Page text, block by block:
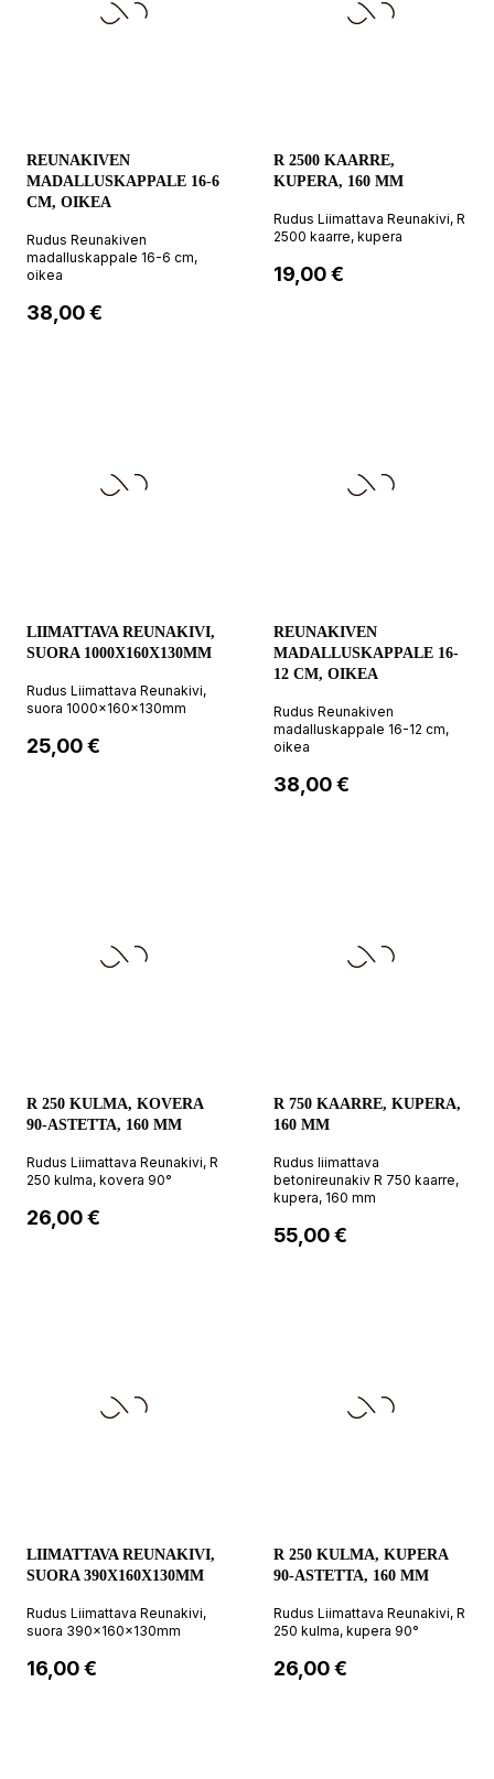
REUNAKIVEN
MADALLUSKAPPALE 16-6
CM, OIKEA
Rudus Reunakiven
madalluskappale 16-6 cm,
oikea
Hinta
38,00 €
R 2500 KAARRE,
KUPERA, 160 MM
Rudus Liimattava Reunakivi, R
2500 kaarre, kupera
Hinta
19,00 €
LIIMATTAVA REUNAKIVI,
SUORA 1000X160X130MM
Rudus Liimattava Reunakivi,
suora 1000x160x130mm
Hinta
25,00 €
REUNAKIVEN
MADALLUSKAPPALE 16-
12 CM, OIKEA
Rudus Reunakiven
madalluskappale 16-12 cm,
oikea
Hinta
38,00 €
R 250 KULMA, KOVERA
90-ASTETTA, 160 MM
Rudus Liimattava Reunakivi, R
250 kulma, kovera 90°
Hinta
26,00 €
R 750 KAARRE, KUPERA,
160 MM
Rudus liimattava
betonireunakiv R 750 kaarre,
kupera, 160 mm
Hinta
55,00 €
LIIMATTAVA REUNAKIVI,
SUORA 390X160X130MM
Rudus Liimattava Reunakivi,
suora 390x160x130mm
Hinta
16,00 €
R 250 KULMA, KUPERA
90-ASTETTA, 160 MM
Rudus Liimattava Reunakivi, R
250 kulma, kupera 90°
Hinta
26,00 €